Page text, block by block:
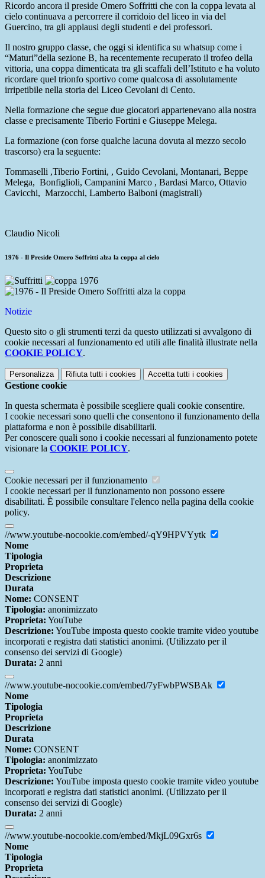
Ricordo ancora il preside Omero Soffritti che con la coppa levata al
cielo continuava a percorrere il corridoio del liceo in via del
Guercino, tra gli applausi degli studenti e dei professori.
Il nostro gruppo classe, che oggi si identifica su whatsup come i
“Maturi”della sezione B, ha recentemente recuperato il trofeo della
vittoria, una coppa dimenticata tra gli scaffali dell’Istituto e ha voluto
ricordare quel trionfo sportivo come qualcosa di assolutamente
irripetibile nella storia del Liceo Cevolani di Cento.
Nella formazione che segue due giocatori appartenevano alla nostra
classe e precisamente Tiberio Fortini e Giuseppe Melega.
La formazione (con forse qualche lacuna dovuta al mezzo secolo
trascorso) era la seguente:
Tommaselli ,Tiberio Fortini, , Guido Cevolani, Montanari, Beppe
Melega, Bonfiglioli, Campanini Marco , Bardasi Marco, Ottavio
Cavicchi, Marzocchi, Lamberto Balboni (magistrali)
Claudio Nicoli
1976 - Il Preside Omero Soffritti alza la coppa al cielo
Notizie
Questo sito o gli strumenti terzi da questo utilizzati si avvalgono di
cookie necessari al funzionamento ed utili alle finalità illustrate nella
COOKIE POLICY.
Personalizza Rifiuta tutti i cookies Accetta tutti i cookies
Gestione cookie
In questa schermata è possibile scegliere quali cookie consentire.
I cookie necessari sono quelli che consentono il funzionamento della
piattaforma e non è possibile disabilitarli.
Per conoscere quali sono i cookie necessari al funzionamento potete
visionare la COOKIE POLICY.
Cookie necessari per il funzionamento
I cookie necessari per il funzionamento non possono essere
disabilitati. È possibile consultare l'elenco nella pagina della cookie
policy.
//www.youtube-nocookie.com/embed/-qY9HPVYytk
Nome
Tipologia
Proprieta
Descrizione
Durata
Nome: CONSENT
Tipologia: anonimizzato
Proprieta: YouTube
Descrizione: YouTube imposta questo cookie tramite video youtube
incorporati e registra dati statistici anonimi. (Utilizzato per il
consenso dei servizi di Google)
Durata: 2 anni
//www.youtube-nocookie.com/embed/7yFwbPWSBAk
Nome
Tipologia
Proprieta
Descrizione
Durata
Nome: CONSENT
Tipologia: anonimizzato
Proprieta: YouTube
Descrizione: YouTube imposta questo cookie tramite video youtube
incorporati e registra dati statistici anonimi. (Utilizzato per il
consenso dei servizi di Google)
Durata: 2 anni
//www.youtube-nocookie.com/embed/MkjL09Gxr6s
Nome
Tipologia
Proprieta